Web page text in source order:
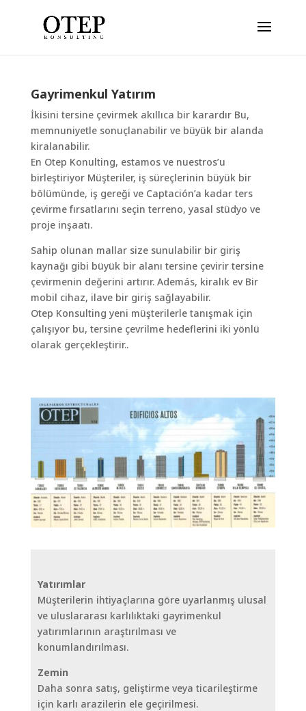
Gayrimenkul Yatırım
İkisini tersine çevirmek akıllıca bir karardır Bu,
memnuniyetle sonuçlanabilir ve büyük bir alanda
kiralanabilir.
En Otep Konulting, estamos ve nuestros’u
birleştiriyor Müşteriler, iş süreçlerinin büyük bir
bölümünde, iş gereği ve Captación’a kadar ters
çevirme fırsatlarını seçin terreno, yasal stüdyo ve
proje inşaatı.
Sahip olunan mallar size sunulabilir bir giriş
kaynağı gibi büyük bir alanı tersine çevirir tersine
çevirmenin değerini artırır. Además, kiralık ev Bir
mobil cihaz, ilave bir giriş sağlayabilir.
Otep Konsulting yeni müşterilerle tanışmak için
çalışıyor bu, tersine çevrilme hedeflerini iki yönlü
olarak gerçekleştirir..
Yatırımlar
Müşterilerin ihtiyaçlarına göre uyarlanmış ulusal
ve uluslararası karlılıktaki gayrimenkul
yatırımlarının araştırılması ve
konumlandırılması.
Zemin
Daha sonra satış, geliştirme veya ticarileştirme
için karlı arazilerin ele geçirilmesi.